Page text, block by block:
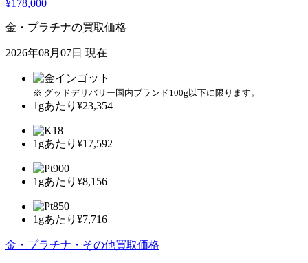
¥178,000
金・プラチナの買取価格
2026年08月07日 現在
※ グッドデリバリー国内ブランド100g以下に限ります。
1gあたり ¥23,354
1gあたり ¥17,592
1gあたり ¥8,156
1gあたり ¥7,716
金・プラチナ・その他買取価格